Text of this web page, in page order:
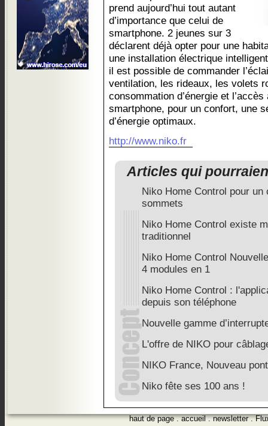
prend aujourd’hui tout autant
d’importance que celui de
smartphone. 2 jeunes sur 3
déclarent déjà opter pour une
une installation électrique
il est possible de commander
ventilation, les rideaux, les volets
consommation d’énergie et
smartphone, pour un confort, une
d’énergie optimaux.
http://www.niko.fr
Articles qui
Niko Home Control pour
sommets
Niko Home Control existe
traditionnel
Niko Home Control
4 modules en 1
Niko Home Control :
depuis son téléphone
Nouvelle gamme
L'offre de NIKO pour
NIKO France, Nouveau
Niko fête ses 100 ans !
haut de page.accueil.newsletter.